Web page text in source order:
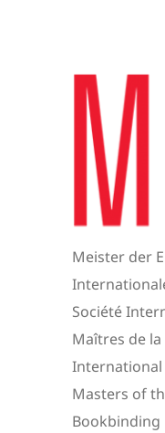
Meister der
Société
Maîtres de la
Masters of
Bookbinding